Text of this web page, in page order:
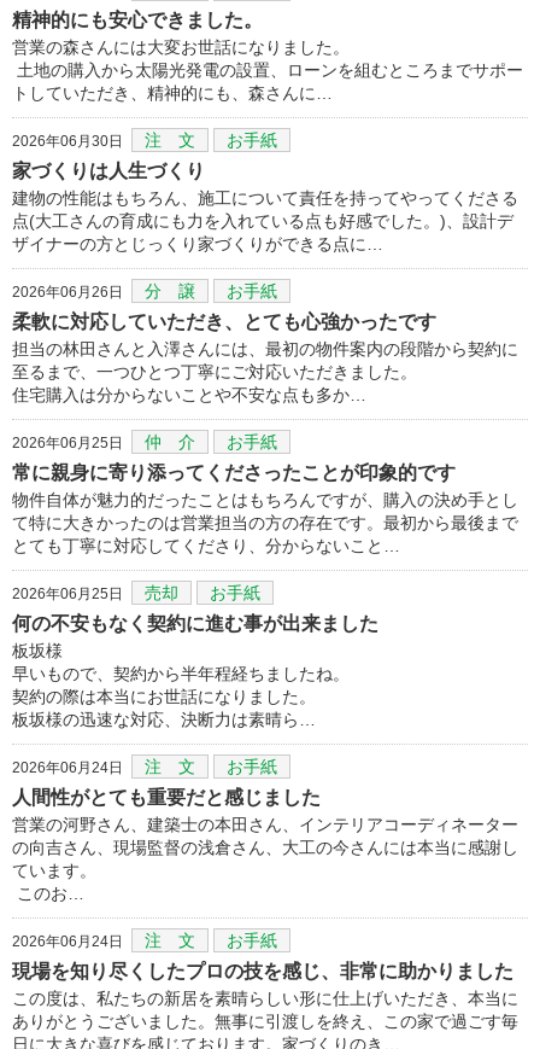
精神的にも安心できました。
営業の森さんには大変お世話になりました。
土地の購入から太陽光発電の設置、ローンを組むところまでサポー
トしていただき、精神的にも、森さんに…
2026年06月30日 注 文 お手紙
家づくりは人生づくり
建物の性能はもちろん、施工について責任を持ってやってくださる
点(大工さんの育成にも力を入れている点も好感でした。)、設計デ
ザイナーの方とじっくり家づくりができる点に…
2026年06月26日 分 譲 お手紙
柔軟に対応していただき、とても心強かったです
担当の林田さんと入澤さんには、最初の物件案内の段階から契約に
至るまで、一つひとつ丁寧にご対応いただきました。
住宅購入は分からないことや不安な点も多か…
2026年06月25日 仲 介 お手紙
常に親身に寄り添ってくださったことが印象的です
物件自体が魅力的だったことはもちろんですが、購入の決め手とし
て特に大きかったのは営業担当の方の存在です。最初から最後まで
とても丁寧に対応してくださり、分からないこと…
2026年06月25日 売却 お手紙
何の不安もなく契約に進む事が出来ました
板坂様
早いもので、契約から半年程経ちましたね。
契約の際は本当にお世話になりました。
板坂様の迅速な対応、決断力は素晴ら…
2026年06月24日 注 文 お手紙
人間性がとても重要だと感じました
営業の河野さん、建築士の本田さん、インテリアコーディネーター
の向吉さん、現場監督の浅倉さん、大工の今さんには本当に感謝し
ています。
このお…
2026年06月24日 注 文 お手紙
現場を知り尽くしたプロの技を感じ、非常に助かりました
この度は、私たちの新居を素晴らしい形に仕上げいただき、本当に
ありがとうございました。無事に引渡しを終え、この家で過ごす毎
日に大きな喜びを感じております。家づくりのき…